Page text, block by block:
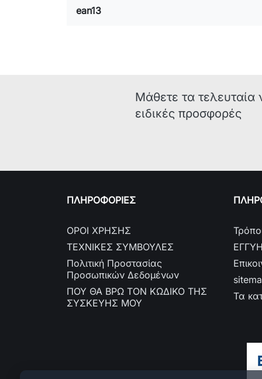
ean13
Μάθετε τα τελευταία
ειδικές προσφορές
ΠΛΗΡΟΦΟΡΙΕΣ
ΟΡΟΙ ΧΡΗΣΗΣ
ΤΕΧΝΙΚΕΣ ΣΥΜΒΟΥΛΕΣ
Πολιτική Προστασίας
Προσωπικών Δεδομένων
ΠΟΥ ΘΑ ΒΡΩ ΤΟΝ ΚΩΔΙΚΟ ΤΗΣ
ΣΥΣΚΕΥΗΣ ΜΟΥ
Τα